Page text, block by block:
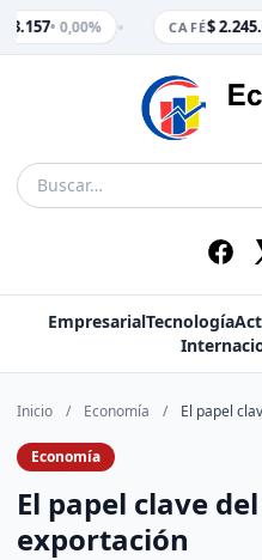
3.157• 0,00% CAFÉ$
EmpresarialTecnología
Inicio / Economía / El papel
Economía
El papel clave
exportación